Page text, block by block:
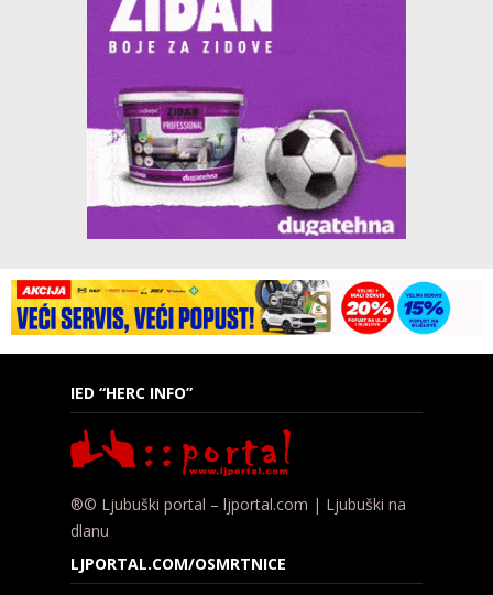
IED “HERC INFO”
®© Ljubuški portal – ljportal.com | Ljubuški na
dlanu
LJPORTAL.COM/OSMRTNICE